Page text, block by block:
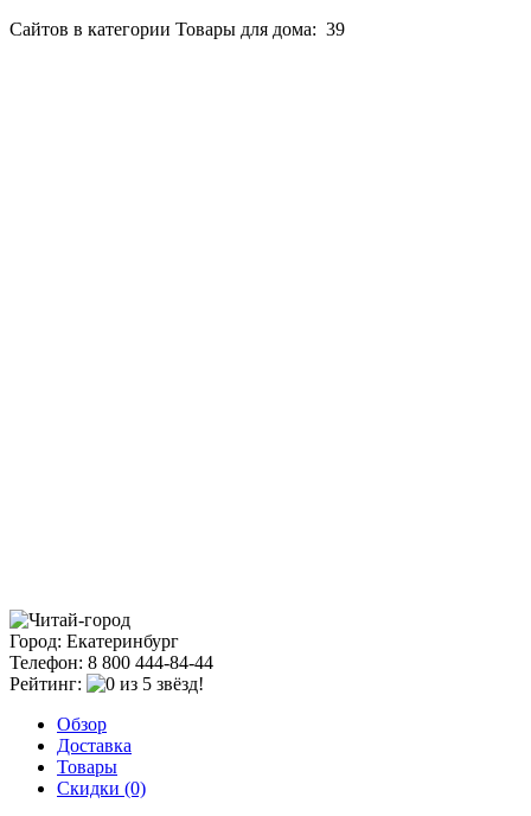
Сайтов в категории Товары для дома: 39
Город: Екатеринбург
Телефон: 8 800 444-84-44
Рейтинг:
Обзор
Доставка
Товары
Скидки (0)